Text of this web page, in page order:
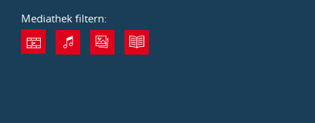
Mediathek filtern: